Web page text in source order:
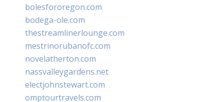
bolesfororegon.com
bodega-ole.com
thestreamlinerlounge.com
mestrinorubanofc.com
novelatherton.com
nassvalleygardens.net
electjohnstewart.com
omptourtravels.com